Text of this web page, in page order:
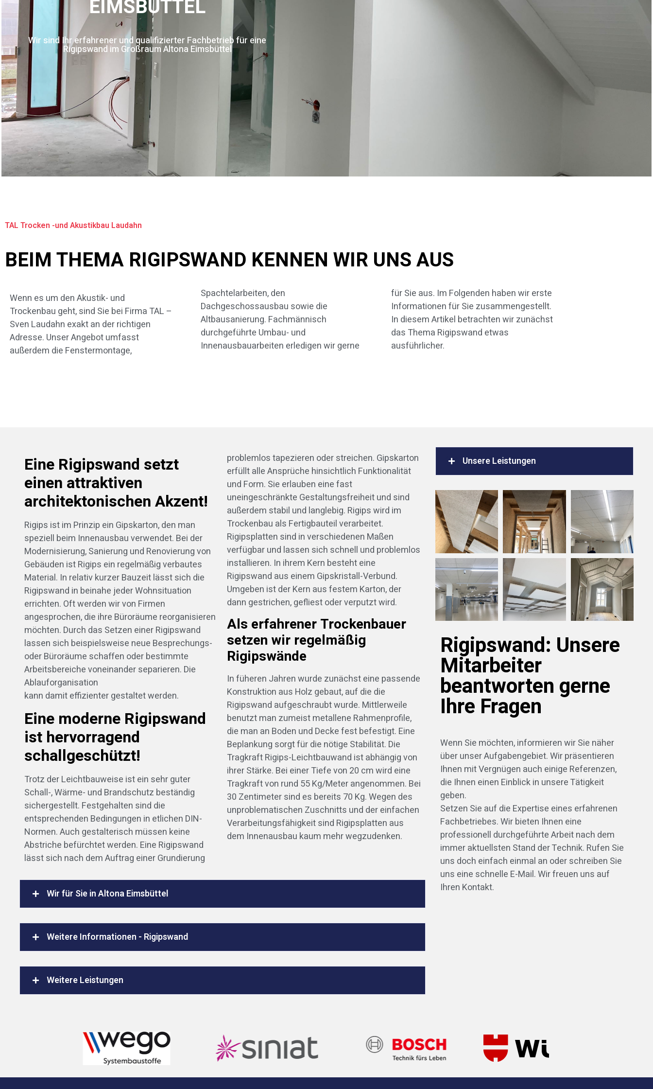
EIMSBÜTTEL
Wir sind Ihr erfahrener und qualifizierter Fachbetrieb für eine
Rigipswand im Großraum Altona Eimsbüttel
TAL Trocken -und Akustikbau Laudahn
BEIM THEMA RIGIPSWAND KENNEN WIR UNS AUS
Wenn es um den Akustik- und
Trockenbau geht, sind Sie bei Firma TAL –
Sven Laudahn exakt an der richtigen
Adresse. Unser Angebot umfasst
außerdem die Fenstermontage,
Spachtelarbeiten, den
Dachgeschossausbau sowie die
Altbausanierung. Fachmännisch
durchgeführte Umbau- und
Innenausbauarbeiten erledigen wir gerne
für Sie aus. Im Folgenden haben wir erste
Informationen für Sie zusammengestellt.
In diesem Artikel betrachten wir zunächst
das Thema Rigipswand etwas
ausführlicher.
Eine Rigipswand setzt
einen attraktiven
architektonischen Akzent!
Rigips ist im Prinzip ein Gipskarton, den man
speziell beim Innenausbau verwendet. Bei der
Modernisierung, Sanierung und Renovierung von
Gebäuden ist Rigips ein regelmäßig verbautes
Material. In relativ kurzer Bauzeit lässt sich die
Rigipswand in beinahe jeder Wohnsituation
errichten. Oft werden wir von Firmen
angesprochen, die ihre Büroräume reorganisieren
möchten. Durch das Setzen einer Rigipswand
lassen sich beispielsweise neue Besprechungs-
oder Büroräume schaffen oder bestimmte
Arbeitsbereiche voneinander separieren. Die
Ablauforganisation
kann damit effizienter gestaltet werden.
Eine moderne Rigipswand
ist hervorragend
schallgeschützt!
Trotz der Leichtbauweise ist ein sehr guter
Schall-, Wärme- und Brandschutz beständig
sichergestellt. Festgehalten sind die
entsprechenden Bedingungen in etlichen DIN-
Normen. Auch gestalterisch müssen keine
Abstriche befürchtet werden. Eine Rigipswand
lässt sich nach dem Auftrag einer Grundierung
problemlos tapezieren oder streichen. Gipskarton
erfüllt alle Ansprüche hinsichtlich Funktionalität
und Form. Sie erlauben eine fast
uneingeschränkte Gestaltungsfreiheit und sind
außerdem stabil und langlebig. Rigips wird im
Trockenbau als Fertigbauteil verarbeitet.
Rigipsplatten sind in verschiedenen Maßen
verfügbar und lassen sich schnell und problemlos
installieren. In ihrem Kern besteht eine
Rigipswand aus einem Gipskristall-Verbund.
Umgeben ist der Kern aus festem Karton, der
dann gestrichen, gefliest oder verputzt wird.
Als erfahrener Trockenbauer
setzen wir regelmäßig
Rigipswände
In füheren Jahren wurde zunächst eine passende
Konstruktion aus Holz gebaut, auf die die
Rigipswand aufgeschraubt wurde. Mittlerweile
benutzt man zumeist metallene Rahmenprofile,
die man an Boden und Decke fest befestigt. Eine
Beplankung sorgt für die nötige Stabilität. Die
Tragkraft Rigips-Leichtbauwand ist abhängig von
ihrer Stärke. Bei einer Tiefe von 20 cm wird eine
Tragkraft von rund 55 Kg/Meter angenommen. Bei
30 Zentimeter sind es bereits 70 Kg. Wegen des
unproblematischen Zuschnitts und der einfachen
Verarbeitungsfähigkeit sind Rigipsplatten aus
dem Innenausbau kaum mehr wegzudenken.
Wir für Sie in Altona Eimsbüttel
Weitere Informationen - Rigipswand
Weitere Leistungen
Unsere Leistungen
Rigipswand: Unsere
Mitarbeiter
beantworten gerne
Ihre Fragen
Wenn Sie möchten, informieren wir Sie näher
über unser Aufgabengebiet. Wir präsentieren
Ihnen mit Vergnügen auch einige Referenzen,
die Ihnen einen Einblick in unsere Tätigkeit
geben.
Setzen Sie auf die Expertise eines erfahrenen
Fachbetriebes. Wir bieten Ihnen eine
professionell durchgeführte Arbeit nach dem
immer aktuellsten Stand der Technik. Rufen Sie
uns doch einfach einmal an oder schreiben Sie
uns eine schnelle E-Mail. Wir freuen uns auf
Ihren Kontakt.